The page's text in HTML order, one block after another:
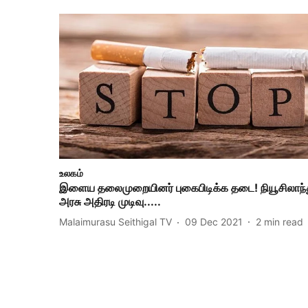
உலகம்
இளைய தலைமுறையினர் புகைபிடிக்க தடை!
அரசு அதிரடி முடிவு.....
Malaimurasu Seithigal TV 09 Dec 2021 2 min read